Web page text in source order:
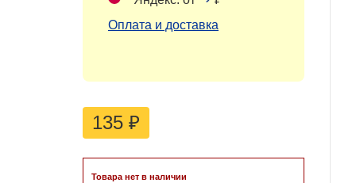
Оплата и доставка
135 ₽
Товара нет в наличии